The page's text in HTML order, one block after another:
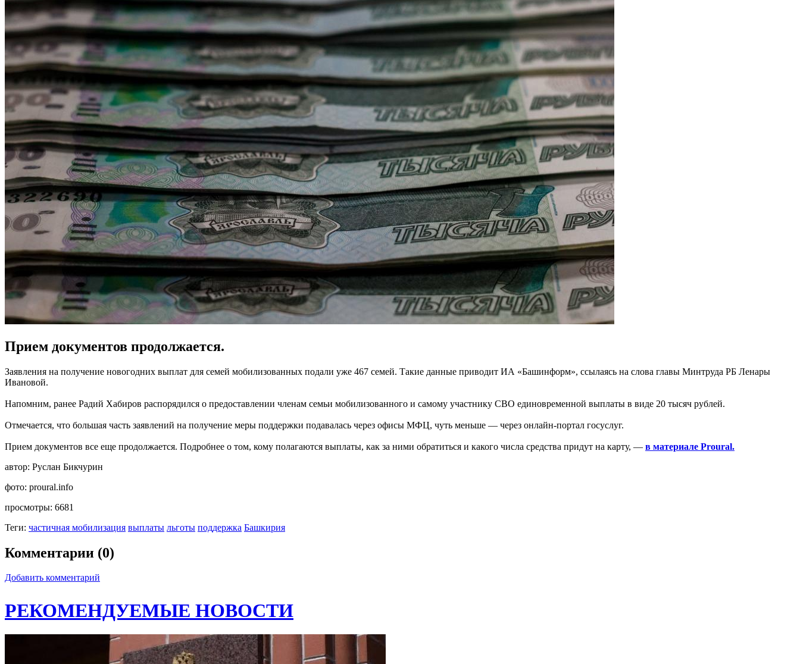
Прием документов продолжается.
Заявления на получение новогодних выплат для семей мобилизованных подали уже 467 семей. Такие данные приводит ИА «Башинформ», ссылаясь на слова главы Минтруда РБ Ленары
Ивановой.
Напомним, ранее Радий Хабиров распорядился о предоставлении членам семьи мобилизованного и самому участнику СВО единовременной выплаты в виде 20 тысяч рублей.
Отмечается, что большая часть заявлений на получение меры поддержки подавалась через офисы МФЦ, чуть меньше — через онлайн-портал госуслуг.
Прием документов все еще продолжается. Подробнее о том, кому полагаются выплаты, как за ними обратиться и какого числа средства придут на карту, — в материале Proural.
автор: Руслан Бикчурин
фото: proural.info
просмотры: 6681
Теги: частичная мобилизация выплаты льготы поддержка Башкирия
Комментарии (0)
Добавить комментарий
РЕКОМЕНДУЕМЫЕ НОВОСТИ